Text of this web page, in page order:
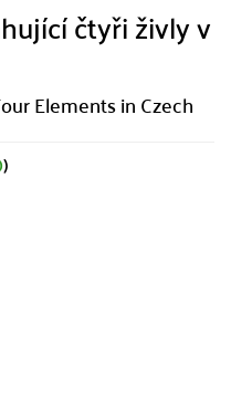
čtyři živly v
Elements in Czech
)